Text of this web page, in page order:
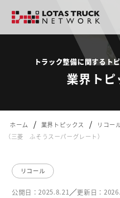
トラック整備に関するト
業界トピ
ホーム / 業界トピックス / リコー
（三菱 ふそうスーパーグレート）
リコール
公開日：2025.8.21 ／更新日：